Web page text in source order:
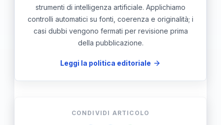
strumenti di intelligenza artificiale. Applichiamo
controlli automatici su fonti, coerenza e originalità; i
casi dubbi vengono fermati per revisione prima
della pubblicazione.
Leggi la politica editoriale
CONDIVIDI ARTICOLO